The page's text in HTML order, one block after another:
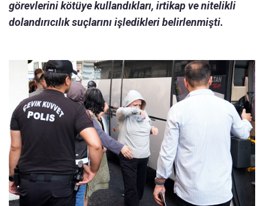
görevlerini kötüye kullandıkları, irtikap ve nitelikli
dolandırıcılık suçlarını işledikleri belirlenmişti.